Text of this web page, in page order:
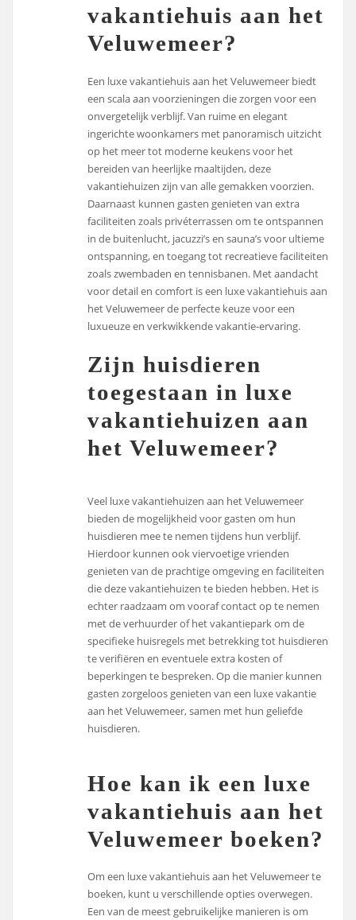
vakantiehuis aan het
Veluwemeer?
Een luxe vakantiehuis aan het Veluwemeer biedt
een scala aan voorzieningen die zorgen voor een
onvergetelijk verblijf. Van ruime en elegant
ingerichte woonkamers met panoramisch uitzicht
op het meer tot moderne keukens voor het
bereiden van heerlijke maaltijden, deze
vakantiehuizen zijn van alle gemakken voorzien.
Daarnaast kunnen gasten genieten van extra
faciliteiten zoals privéterrassen om te ontspannen
in de buitenlucht, jacuzzi’s en sauna’s voor ultieme
ontspanning, en toegang tot recreatieve faciliteiten
zoals zwembaden en tennisbanen. Met aandacht
voor detail en comfort is een luxe vakantiehuis aan
het Veluwemeer de perfecte keuze voor een
luxueuze en verkwikkende vakantie-ervaring.
Zijn huisdieren
toegestaan in luxe
vakantiehuizen aan
het Veluwemeer?
Veel luxe vakantiehuizen aan het Veluwemeer
bieden de mogelijkheid voor gasten om hun
huisdieren mee te nemen tijdens hun verblijf.
Hierdoor kunnen ook viervoetige vrienden
genieten van de prachtige omgeving en faciliteiten
die deze vakantiehuizen te bieden hebben. Het is
echter raadzaam om vooraf contact op te nemen
met de verhuurder of het vakantiepark om de
specifieke huisregels met betrekking tot huisdieren
te verifiëren en eventuele extra kosten of
beperkingen te bespreken. Op die manier kunnen
gasten zorgeloos genieten van een luxe vakantie
aan het Veluwemeer, samen met hun geliefde
huisdieren.
Hoe kan ik een luxe
vakantiehuis aan het
Veluwemeer boeken?
Om een luxe vakantiehuis aan het Veluwemeer te
boeken, kunt u verschillende opties overwegen.
Een van de meest gebruikelijke manieren is om